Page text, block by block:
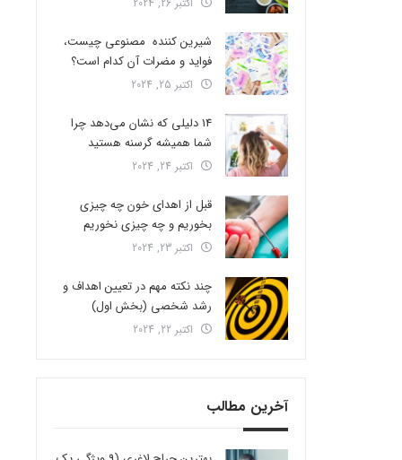
شیرین کننده مصنوعی چیست،
فواید و مضرات آن کدام است؟
اکتبر 25, 2024
14 دلیلی که نشان می‌دهد چرا
شما همیشه گرسنه هستید
اکتبر 24, 2024
قبل از اهدای خون چه چیزی
بخوریم و چه چیزی نخوریم
اکتبر 23, 2024
چند نکته مهم در تعیین اهداف و
رشد شخصی (بخش اول)
اکتبر 22, 2024
آخرین مطالب